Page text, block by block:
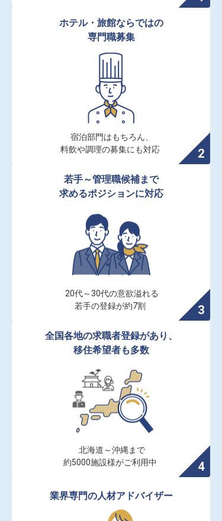
ホテル・旅館ならではの
専門職募集
宿泊部門はもちろん、
料飲や調理の募集にも対応
若手～管理職候補まで
求めるポジションに対応
20代～30代の意欲溢れる
若手の登録が約7割
全国各地の求職者登録があり、
移住希望者も多数
北海道～沖縄まで
約5000施設様がご利用中
業界専門の人材アドバイザー